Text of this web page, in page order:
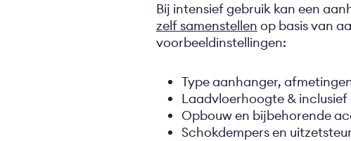
Bij intensief gebruik kan een
zelf samenstellen op basis van
voorbeeldinstellingen:
Type aanhanger,
Laadvloerhoogte &
Opbouw en bijbehorende
Schokdempers en